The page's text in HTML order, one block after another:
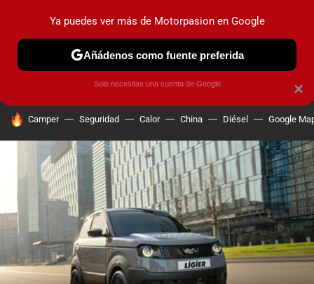
PRUEBAS COCHES ELÉCTRICOS OBSERVATORIO
HOY SE HABLA DE
Camper Seguridad Calor China Diésel Google
×
Ya puedes ver más de Motorpasion en Google
Añádenos como fuente preferida
Solo necesitas una cuenta de Google